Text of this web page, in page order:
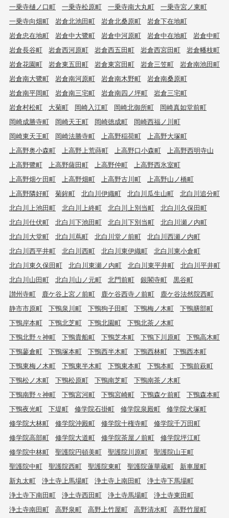
一乗寺樋ノ口町
一乗寺松原町 一乗寺南大丸町
一乗寺宮ノ東町
一乗寺向畑町
岩倉北池田町 岩倉北桑原町
岩倉下在地町
岩倉忠在地町
岩倉中大鷺町 岩倉中河原町 岩倉中在地町
岩倉中町
岩倉長谷町
岩倉西河原町 岩倉西五田町 岩倉西宮田町
岩倉幡枝町
岩倉花園町
岩倉東五田町 岩倉東宮田町 岩倉三笠町
岩倉南池田町
岩倉南大鷺町
岩倉南河原町 岩倉南木野町
岩倉南桑原町
岩倉南平岡町
岩倉南三宅町 岩倉南四ノ坪町
岩倉三宅町
岩倉村松町
大菊町 岡崎入江町 岡崎北御所町
岡崎真如堂前町
岡崎成勝寺町
岡崎天王町 岡崎徳成町
岡崎西福ノ川町
岡崎東天王町
岡崎法勝寺町 上高野稲荷町
上高野大塚町
上高野奥小森町
上高野上荒蒔町 上高野口小森町
上高野西明寺山
上高野鷺町
上高野薩田町 上高野仲町
上高野西氷室町
上高野畑ケ田町
上高野畑町 上高野古川町
上高野山ノ橋町
上高野隣好町
菊鉾町 北白川伊織町 北白川瓜生山町
北白川追分町
北白川上池田町
北白川上終町 北白川上別当町
北白川久保田町
北白川仕伏町
北白川下池田町 北白川下別当町
北白川瀬ノ内町
北白川大堂町
北白川蔦町 北白川堂ノ前町
北白川西瀬ノ内町
北白川西平井町
北白川西町 北白川東伊織町
北白川東小倉町
北白川東久保田町
北白川東瀬ノ内町 北白川東平井町
北白川平井町
北白川山田町
北白川山ノ元町 北門前町 銀閣寺町
黒谷町
讃州寺町
鹿ケ谷上宮ノ前町 鹿ケ谷西寺ノ前町
鹿ケ谷法然院西町
静市市原町
下鴨泉川町 下鴨狗子田町 下鴨梅ノ木町
下鴨膳部町
下鴨岸本町
下鴨北芝町 下鴨北園町
下鴨北茶ノ木町
下鴨北野々神町
下鴨貴船町 下鴨芝本町 下鴨下川原町
下鴨高木町
下鴨蓼倉町
下鴨塚本町 下鴨西半木町 下鴨西林町
下鴨西本町
下鴨東梅ノ木町
下鴨東半木町 下鴨東本町 下鴨本町
下鴨前萩町
下鴨松ノ木町
下鴨松原町 下鴨南芝町
下鴨南茶ノ木町
下鴨南野々神町
下鴨宮河町 下鴨宮崎町 下鴨森ケ前町
下鴨森本町
下鴨夜光町
下堤町 修学院石掛町 修学院泉殿町
修学院犬塚町
修学院大林町
修学院沖殿町 修学院十権寺町
修学院千万田町
修学院高部町
修学院大道町 修学院茶屋ノ前町
修学院坪江町
修学院中林町
聖護院円頓美町 聖護院川原町
聖護院山王町
聖護院中町
聖護院西町 聖護院東町 聖護院蓮華蔵町
新車屋町
新丸太町
浄土寺上馬場町 浄土寺上南田町
浄土寺下馬場町
浄土寺下南田町
浄土寺西田町 浄土寺馬場町
浄土寺東田町
浄土寺南田町
高野泉町 高野上竹屋町 高野清水町
高野竹屋町